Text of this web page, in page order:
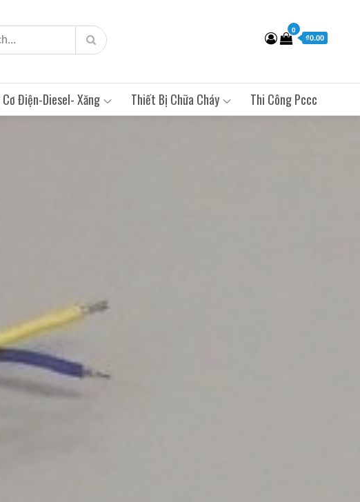
0
₫0.00
Điện-Diesel- Xăng Thiết Bị Chữa Cháy Thi Công Pccc